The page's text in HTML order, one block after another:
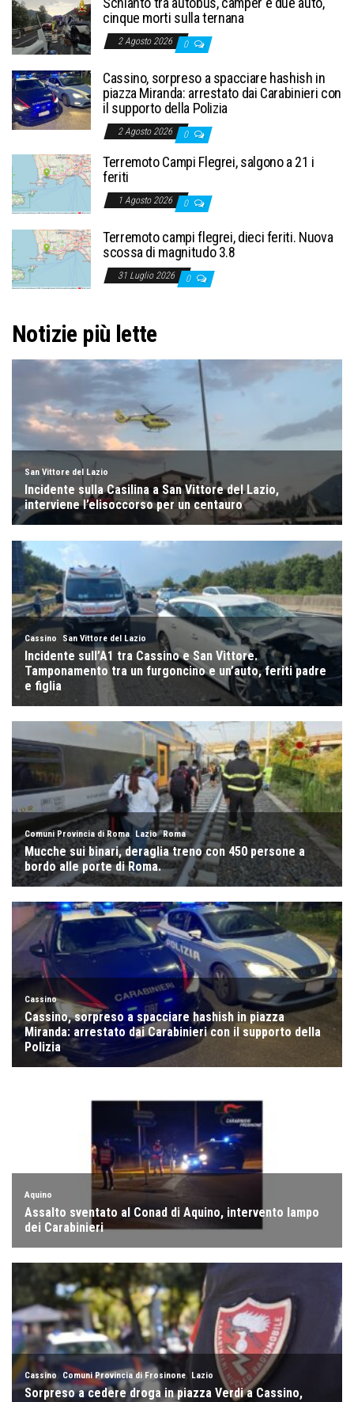
cinque morti sulla ternana
2 Agosto 2026 0
Cassino, sorpreso a spacciare hashish in
piazza Miranda: arrestato dai Carabinieri con
il supporto della Polizia
2 Agosto 2026 0
Terremoto Campi Flegrei, salgono a 21 i
feriti
1 Agosto 2026 0
Terremoto campi flegrei, dieci feriti. Nuova
scossa di magnitudo 3.8
31 Luglio 2026 0
Notizie più lette